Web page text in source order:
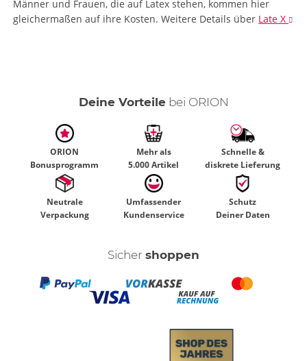
Männer und Frauen, die auf Latex stehen, kommen hier
gleichermaßen auf ihre Kosten. Weitere Details über Late X
Deine Vorteilebei ORION
ORION
Bonusprogramm
Mehr als
5.000 Artikel
Schnelle &
diskrete Lieferung
Neutrale
Verpackung
Umfassender
Kundenservice
Schutz
Deiner Daten
Sicher shoppen